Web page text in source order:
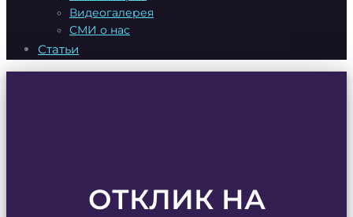
Видеогалерея
СМИ о нас
Статьи
ОТКЛИК НА